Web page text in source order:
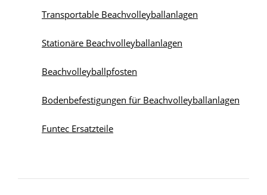
Transportable Beachvolleyballanlagen
Stationäre Beachvolleyballanlagen
Beachvolleyballpfosten
Bodenbefestigungen für Beachvolleyballanlagen
Funtec Ersatzteile